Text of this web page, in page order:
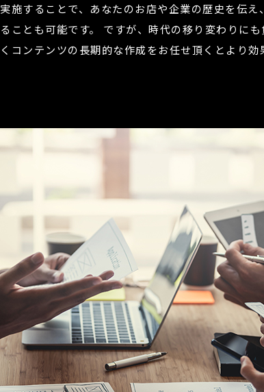
実施することで、あなたのお店や企業の歴史を伝
ることも可能です。
ですが、時代の移り変わりに
くコンテンツの長期的な作成をお任せ頂くとより効